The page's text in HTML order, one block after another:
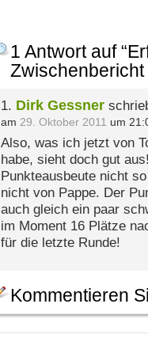
1 Antwort auf
Zwischenbericht
1. Dirk Gessner
am 29. Oktober 2011 um
Also, was ich jetzt von
habe, sieht doch gut
Punkteausbeute nicht
nicht von Pappe. Der
auch gleich ein paar
im Moment 16 Plätze
für die letzte Runde!
Kommentieren